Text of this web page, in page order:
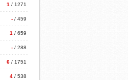
1 / 1271
- / 459
1 / 659
- / 288
6 / 1751
4 / 538